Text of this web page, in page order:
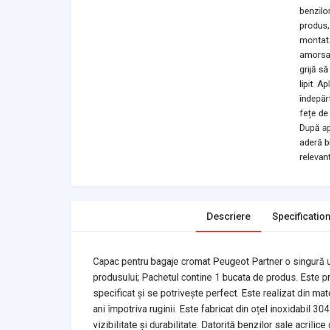
grijă
lipit.
fețe de
După
aderă
Descriere Specification
Capac pentru bagaje cromat Peugeot Partner o
produsului; Pachetul contine 1 bucata de produs. Este
specificat și se potrivește perfect. Este realizat din
ani împotriva ruginii. Este fabricat din oțel inoxidabil
vizibilitate și durabilitate. Datorită benzilor sale